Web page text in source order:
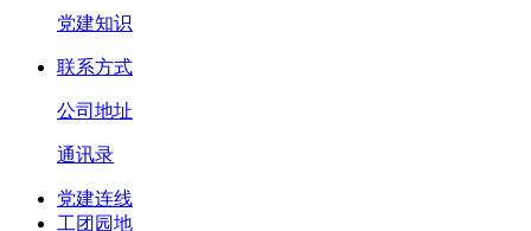
党建知识
联系方式
公司地址
通讯录
党建连线
工团园地